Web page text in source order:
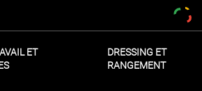
ET
DRESSING ET
RANGEMENT